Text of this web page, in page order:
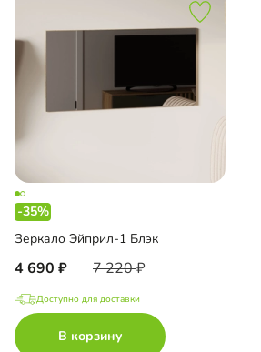
-35%
Зеркало Эйприл-1 Блэк
4 690 7 220
Доступно для доставки
В корзину